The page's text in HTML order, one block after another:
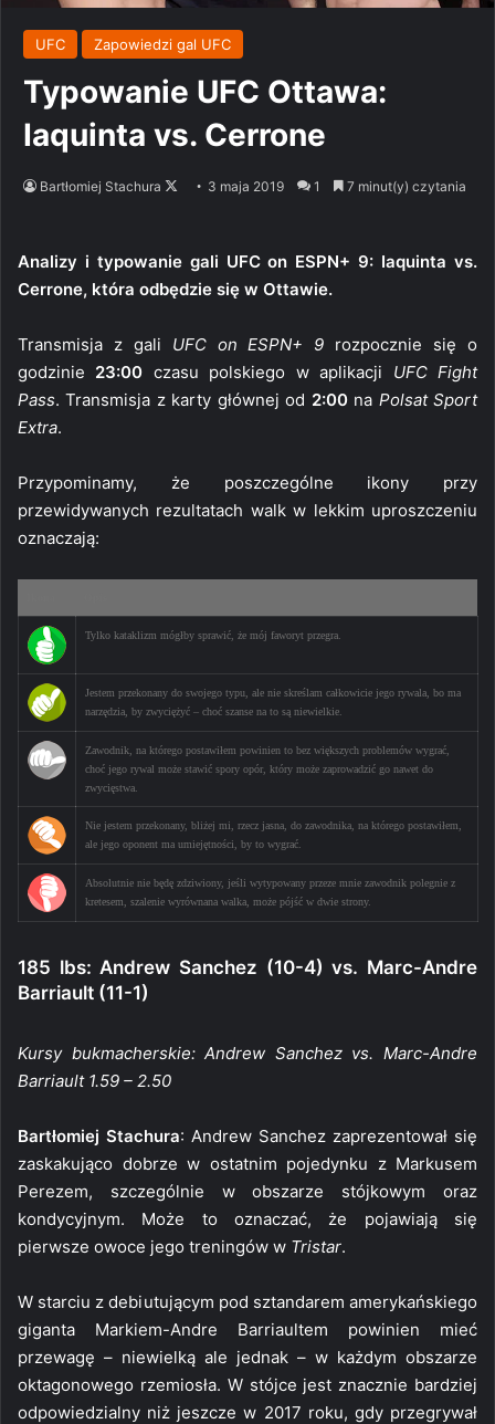
UFC Zapowiedzi gal UFC
Typowanie UFC Ottawa:
Iaquinta vs. Cerrone
Bartłomiej Stachura
Follow3 maja 2019 1 7 minut(y) czytania
Analizy i typowanie gali UFC on ESPN+ 9: Iaquinta vs.
Cerrone, która odbędzie się w Ottawie.
Transmisja z gali UFC on ESPN+ 9 rozpocznie się o
godzinie 23:00 czasu polskiego w aplikacji UFC Fight
Pass. Transmisja z karty głównej od 2:00na Polsat Sport
Extra.
Przypominamy, że poszczególne ikony przy
przewidywanych rezultatach walk w lekkim uproszczeniu
oznaczają:
Tylko kataklizm mógłby sprawić, że mój faworyt przegra.
Jestem przekonany do swojego typu, ale nie skreślam całkowicie jego rywala, bo ma
narzędzia, by zwyciężyć – choć szanse na to są niewielkie.
Zawodnik, na którego postawiłem powinien to bez większych problemów wygrać,
choć jego rywal może stawić spory opór, który może zaprowadzić go nawet do
zwycięstwa.
Nie jestem przekonany, bliżej mi, rzecz jasna, do zawodnika, na którego postawiłem,
ale jego oponent ma umiejętności, by to wygrać.
Absolutnie nie będę zdziwiony, jeśli wytypowany przeze mnie zawodnik polegnie z
kretesem, szalenie wyrównana walka, może pójść w dwie strony.
185 lbs: Andrew Sanchez (10-4) vs. Marc-Andre
Barriault (11-1)
Kursy bukmacherskie: Andrew Sanchez vs. Marc-Andre
Barriault 1.59 – 2.50
Bartłomiej Stachura: Andrew Sanchez zaprezentował się
zaskakująco dobrze w ostatnim pojedynku z Markusem
Perezem, szczególnie w obszarze stójkowym oraz
kondycyjnym. Może to oznaczać, że pojawiają się
pierwsze owoce jego treningów w Tristar.
W starciu z debiutującym pod sztandarem amerykańskiego
giganta Markiem-Andre Barriaultem powinien mieć
przewagę – niewielką ale jednak – w każdym obszarze
oktagonowego rzemiosła. W stójce jest znacznie bardziej
odpowiedzialny niż jeszcze w 2017 roku, gdy przegrywał